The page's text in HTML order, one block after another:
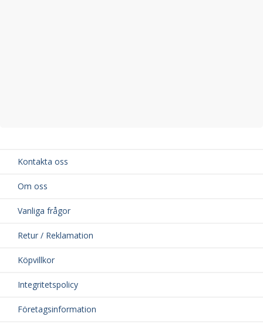
Kontakta oss
Om oss
Vanliga frågor
Retur / Reklamation
Köpvillkor
Integritetspolicy
Företagsinformation